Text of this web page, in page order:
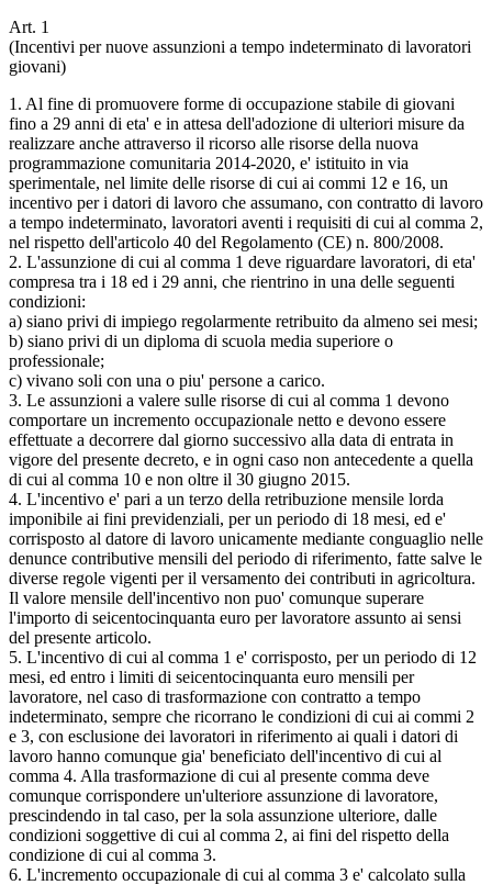
Art. 1
(Incentivi per nuove assunzioni a tempo indeterminato di lavoratori
giovani)
1. Al fine di promuovere forme di occupazione stabile di giovani
fino a 29 anni di eta' e in attesa dell'adozione di ulteriori misure da
realizzare anche attraverso il ricorso alle risorse della nuova
programmazione comunitaria 2014-2020, e' istituito in via
sperimentale, nel limite delle risorse di cui ai commi 12 e 16, un
incentivo per i datori di lavoro che assumano, con contratto di lavoro
a tempo indeterminato, lavoratori aventi i requisiti di cui al comma 2,
nel rispetto dell'articolo 40 del Regolamento (CE) n. 800/2008.
2. L'assunzione di cui al comma 1 deve riguardare lavoratori, di eta'
compresa tra i 18 ed i 29 anni, che rientrino in una delle seguenti
condizioni:
a) siano privi di impiego regolarmente retribuito da almeno sei mesi;
b) siano privi di un diploma di scuola media superiore o
professionale;
c) vivano soli con una o piu' persone a carico.
3. Le assunzioni a valere sulle risorse di cui al comma 1 devono
comportare un incremento occupazionale netto e devono essere
effettuate a decorrere dal giorno successivo alla data di entrata in
vigore del presente decreto, e in ogni caso non antecedente a quella
di cui al comma 10 e non oltre il 30 giugno 2015.
4. L'incentivo e' pari a un terzo della retribuzione mensile lorda
imponibile ai fini previdenziali, per un periodo di 18 mesi, ed e'
corrisposto al datore di lavoro unicamente mediante conguaglio nelle
denunce contributive mensili del periodo di riferimento, fatte salve le
diverse regole vigenti per il versamento dei contributi in agricoltura.
Il valore mensile dell'incentivo non puo' comunque superare
l'importo di seicentocinquanta euro per lavoratore assunto ai sensi
del presente articolo.
5. L'incentivo di cui al comma 1 e' corrisposto, per un periodo di 12
mesi, ed entro i limiti di seicentocinquanta euro mensili per
lavoratore, nel caso di trasformazione con contratto a tempo
indeterminato, sempre che ricorrano le condizioni di cui ai commi 2
e 3, con esclusione dei lavoratori in riferimento ai quali i datori di
lavoro hanno comunque gia' beneficiato dell'incentivo di cui al
comma 4. Alla trasformazione di cui al presente comma deve
comunque corrispondere un'ulteriore assunzione di lavoratore,
prescindendo in tal caso, per la sola assunzione ulteriore, dalle
condizioni soggettive di cui al comma 2, ai fini del rispetto della
condizione di cui al comma 3.
6. L'incremento occupazionale di cui al comma 3 e' calcolato sulla